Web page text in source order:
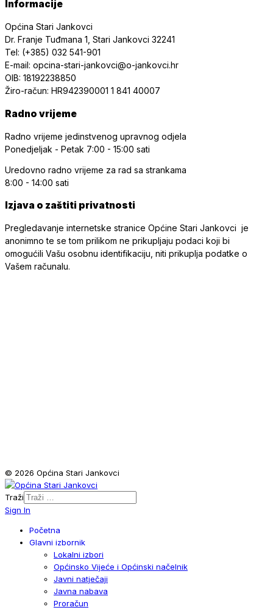
Informacije
Općina Stari Jankovci
Dr. Franje Tuđmana 1, Stari Jankovci 32241
Tel: (+385) 032 541-901
E-mail: opcina-stari-jankovci@o-jankovci.hr
OIB: 18192238850
Žiro-račun: HR942390001 1 841 40007
Radno vrijeme
Radno vrijeme jedinstvenog upravnog odjela
Ponedjeljak - Petak 7:00 - 15:00 sati
Uredovno radno vrijeme za rad sa strankama
8:00 - 14:00 sati
Izjava o zaštiti privatnosti
Pregledavanje internetske stranice Općine Stari Jankovci je
anonimno te se tom prilikom ne prikupljaju podaci koji bi
omogućili Vašu osobnu identifikaciju, niti prikuplja podatke o
Vašem računalu.
© 2026 Općina Stari Jankovci
Traži
Sign In
Početna
Glavni izbornik
Lokalni izbori
Općinsko Vijeće i Općinski načelnik
Javni natječaji
Javna nabava
Proračun